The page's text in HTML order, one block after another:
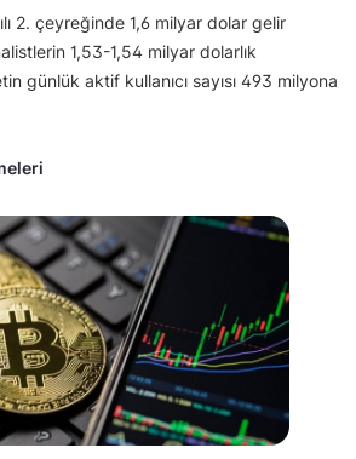
2. çeyreğinde 1,6 milyar dolar gelir
1,53-1,54 milyar dolarlık
günlük aktif kullanıcı sayısı 493 milyona